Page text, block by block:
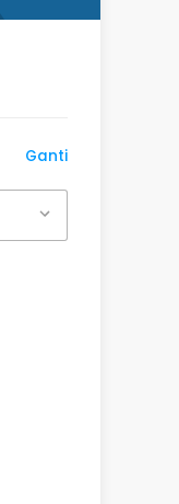
Ganti